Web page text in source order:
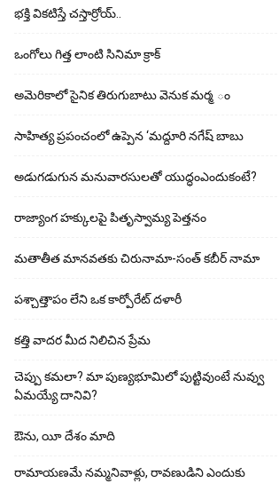
భ‌క్తి విక‌టిస్తే చ‌స్తార్రోయ్‌..
ఒంగోలు గిత్త లాంటి సినిమా క్రాక్
అమెరికాలో సైనిక తిరుగుబాటు వెనుక మర్మ ం
సాహిత్య ప్రపంచంలో ఉప్పెన ‘మద్దూరి నగేష్ బాబు
అడుగ‌డుగున మ‌నువార‌సుల‌తో యుద్ధంఎందుకంటే?
రాజ్యాంగ హక్కులపై పితృస్వామ్య పెత్తనం
మతాతీత మానవతకు చిరునామా-సంత్ కబీర్ నామా
పశ్చాత్తాపం లేని ఒక కార్పోరేట్ దళారీ
కత్తి వాదర మీద నిలిచిన ప్రేమ
చెప్పు క‌మ‌లా? మా పుణ్యభూమిలో పుట్టివుంటే నువ్వు
ఏమయ్యే దానివి?
ఔను, యీ దేశం మాది
రామాయణమే నమ్మనివాళ్లు, రావణుడిని ఎందుకు